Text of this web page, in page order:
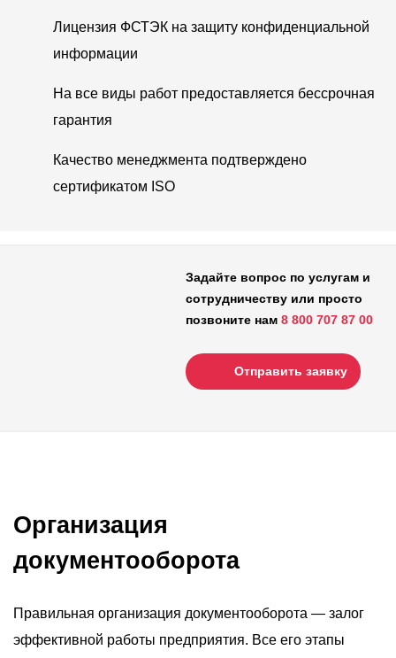
Лицензия ФСТЭК на защиту конфиденциальной
информации
На все виды работ предоставляется бессрочная
гарантия
Качество менеджмента подтверждено
сертификатом ISO
Задайте вопрос по услугам и
сотрудничеству или просто
позвоните нам 8 800 707 87 00
Отправить заявку
Организация
документооборота
Правильная организация документооборота — залог
эффективной работы предприятия. Все его этапы